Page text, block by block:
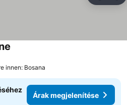
innen: Bosana
Árak megjelenítése